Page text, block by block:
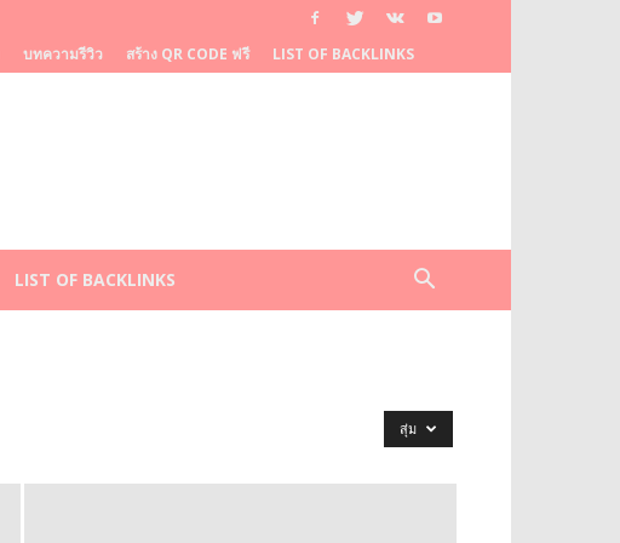
บทความรีวิว สร้าง QR CODE ฟรี LIST OF BACKLINKS
LIST OF BACKLINKS
สุ่ม